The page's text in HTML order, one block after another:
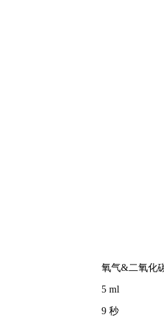
氧气&二氧化
5 ml
9 秒